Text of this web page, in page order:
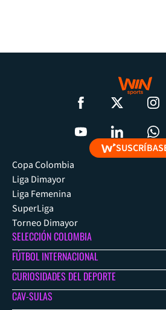
Copa Colombia
Liga Dimayor
Liga Femenina
SuperLiga
Torneo Dimayor
SELECCIÓN COLOMBIA
FÚTBOL INTERNACIONAL
CURIOSIDADES DEL DEPORTE
CAV-SULAS